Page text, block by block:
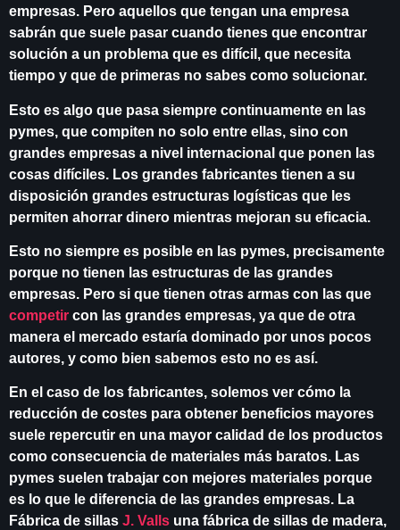
empresas. Pero aquellos que tengan una empresa
sabrán que suele pasar cuando tienes que encontrar
solución a un problema que es difícil, que necesita
tiempo y que de primeras no sabes como solucionar.
Esto es algo que pasa siempre continuamente en las
pymes, que compiten no solo entre ellas, sino con
grandes empresas a nivel internacional que ponen las
cosas difíciles. Los grandes fabricantes tienen a su
disposición grandes estructuras logísticas que les
permiten ahorrar dinero mientras mejoran su eficacia.
Esto no siempre es posible en las pymes, precisamente
porque no tienen las estructuras de las grandes
empresas. Pero si que tienen otras armas con las que
competir con las grandes empresas, ya que de otra
manera el mercado estaría dominado por unos pocos
autores, y como bien sabemos esto no es así.
En el caso de los fabricantes, solemos ver cómo la
reducción de costes para obtener beneficios mayores
suele repercutir en una mayor calidad de los productos
como consecuencia de materiales más baratos. Las
pymes suelen trabajar con mejores materiales porque
es lo que le diferencia de las grandes empresas. La
Fábrica de sillas J. Valls una fábrica de sillas de madera,